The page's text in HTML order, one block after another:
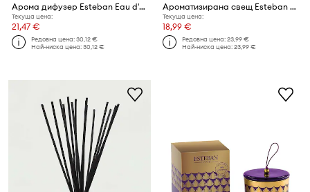
Арома дифузер Esteban Eau d'Amazonie 0,1 L
Текуща цена:
21,47 €
Редовна цена:30,12 €
Най-ниска цена:30,12 €
Ароматизирана свещ Esteban Exquisite Fir 2 x 70g (2 броя)
Текуща цена:
18,99 €
Редовна цена:23,99 €
Най-ниска цена:23,99 €